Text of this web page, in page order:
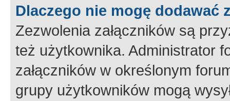
Dlaczego nie mogę dodawać
Zezwolenia załączników są
też użytkownika. Administrator
załączników w określonym
grupy użytkowników mogą